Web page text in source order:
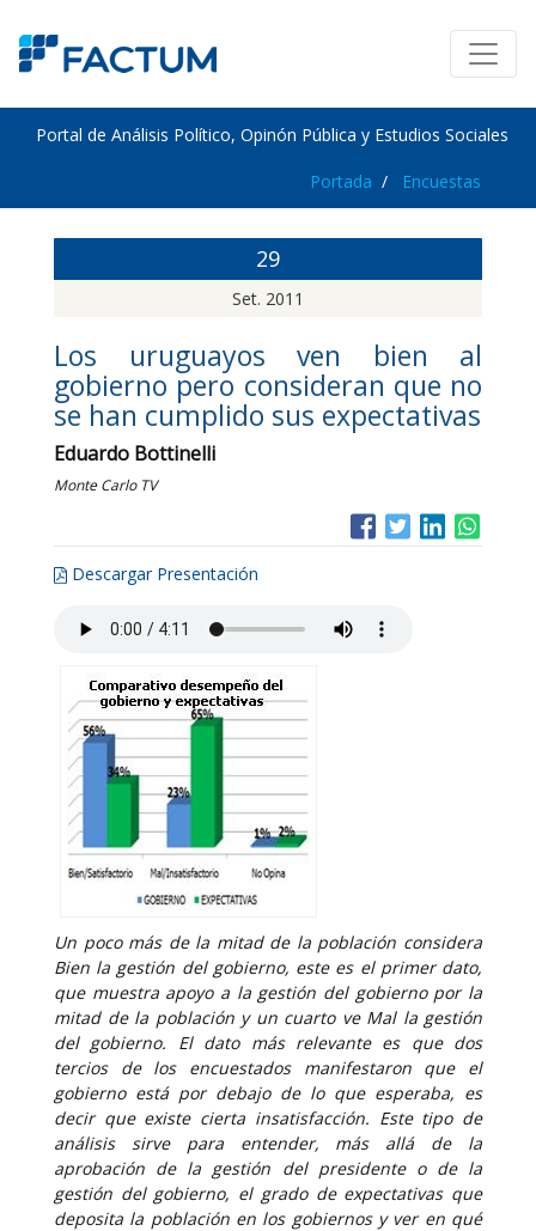
Portal de Análisis Político, Opinón Pública y Estudios Sociales
Portada Encuestas
29
Set. 2011
Los uruguayos ven bien al
gobierno pero consideran que no
se han cumplido sus expectativas
Eduardo Bottinelli
Monte Carlo TV
Descargar Presentación
Un poco más de la mitad de la población considera
Bien la gestión del gobierno, este es el primer dato,
que muestra apoyo a la gestión del gobierno por la
mitad de la población y un cuarto ve Mal la gestión
del gobierno. El dato más relevante es que dos
tercios de los encuestados manifestaron que el
gobierno está por debajo de lo que esperaba, es
decir que existe cierta insatisfacción. Este tipo de
análisis sirve para entender, más allá de la
aprobación de la gestión del presidente o de la
gestión del gobierno, el grado de expectativas que
deposita la población en los gobiernos y ver en qué